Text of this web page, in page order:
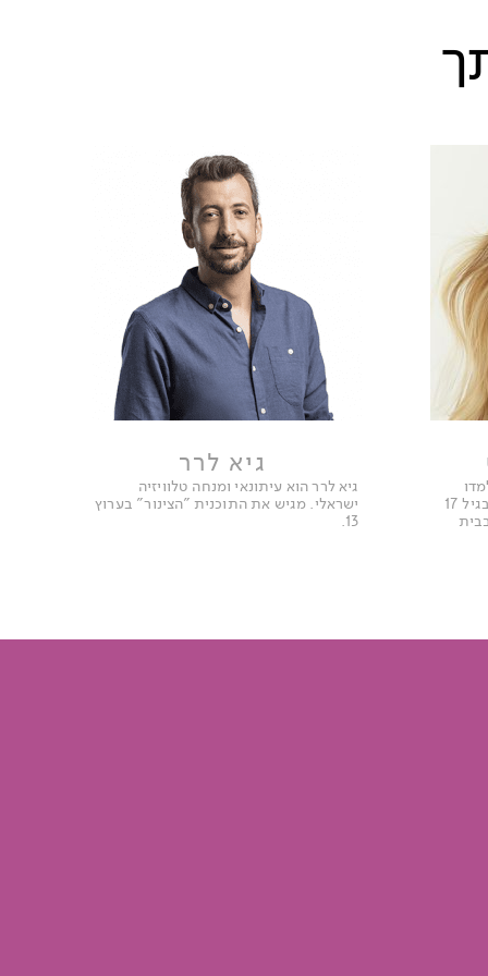
בבית הספר״ התחילה לכתוב כבר בגיל 17
גיא לרר
גיא לרר הוא עיתונאי ומנחה טלוויזיה
ישראלי. מגיש את התוכנית "הצינור" בערוץ
13.